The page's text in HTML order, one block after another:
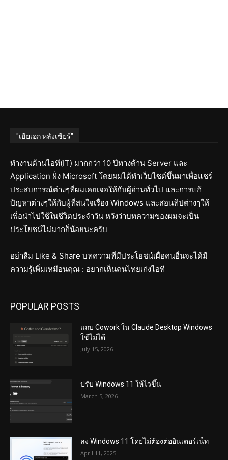
"เฮียเอก หลังเซียร์"
ทำงานด้านไอที(IT) มากกว่า 10 ปีทางด้าน Server และ
Application ฝั่ง Microsoft โดยผมได้ทำเว็บไซต์ขึ้นมาเพื่อแชร์
ประสบการณ์ต่างๆที่ผมเคยเจอให้กับผู้อ่านทั่วไป และการแก้
ปัญหาต่างๆให้กับผู้ที่สนใจเรื่อง Windows และสอนทิปต่างๆให้
เพื่อนำไปใช้ในชีวิตประจำวัน หวังว่าบทความของผมจะเป็น
ประโยชน์ไม่มากก็น้อยนะครับ
อย่าลืม Like & Share บทความที่มีประโยชน์เผื่อคนอื่นจะได้มี
ความรู้เพิ่มเหมือนคุณ : อยากเห็นคนไทยเก่งไอที
POPULAR POSTS
แถบ Cowork ใน Claude Desktop Windows
ใช้ไม่ได้
July 15, 2026
ปรับ Windows 11 ให้ไวขึ้น
March 5, 2026
ลง Windows 11 โดยไม่ต้องต่ออินเตอร์เน็ท
April 11, 2025